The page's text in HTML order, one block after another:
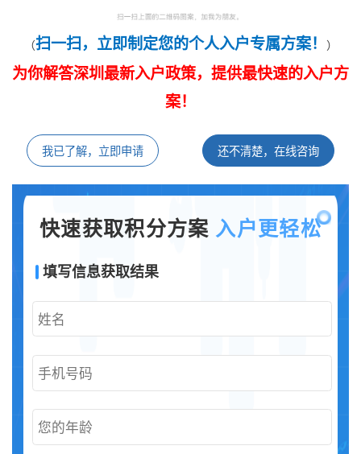
（扫一扫，立即制定您的个人入户专属方案！ ）
为你解答深圳最新入户政策，提供最快速的入户方
案！
我已了解，立即申请 还不清楚，在线咨询
快速获取积分方案 入户更轻松
填写信息获取结果